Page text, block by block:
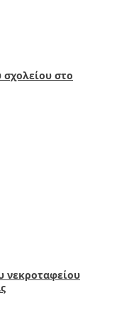
στο
νεκροταφείου